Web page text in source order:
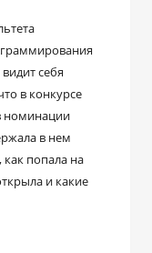
себя
в конкурсе
номинации
в нем
как попала на
и какие